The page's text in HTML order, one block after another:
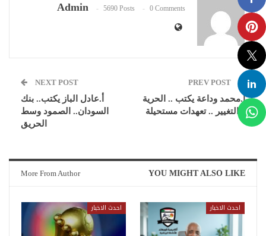
Admin 5690 Posts 0 Comments
أ.محمد وداعة يكتب .. الحرية
و التغيير .. تعهدات مستحيلة
NEXT POST
أ.عادل الباز يكتب.. بنك
السودان.. الصمود وسط
الحريق
YOU MIGHT ALSO LIKE
More From Author
احدث الاخبار احدث الاخبار